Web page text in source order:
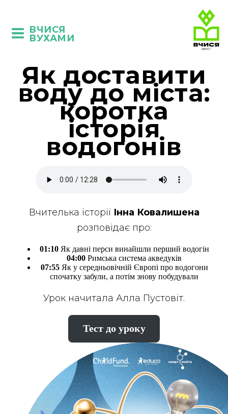
ВЧИСЯ
ВУХАМИ
Як доставити
воду до міста:
коротка
історія
водогонів
Вчителька історії Інна Ковалишена
розповідає про:
01:10Як давні перси винайшли перший водогін
04:00 Римська система акведуків
07:55Як у середньовічній Європі про водогони
спочатку забули, а потім знову побудували
Урок начитала Алла Пустовіт.
Тест до уроку